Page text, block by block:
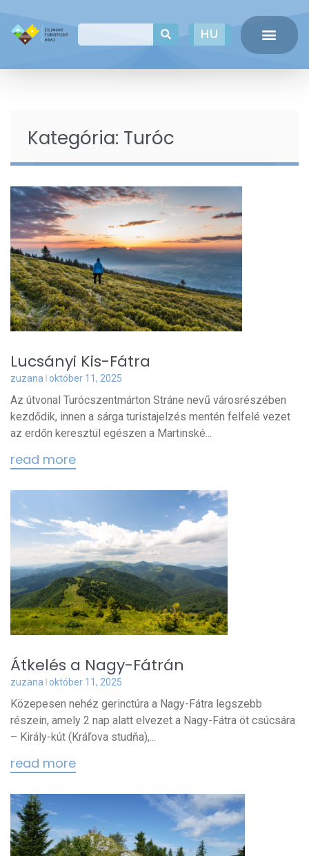
HU
PL
Kategória: Turóc
Lucsányi Kis-Fátra
zuzana október 11, 2025
Az útvonal Turócszentmárton Stráne nevű városrészében
kezdődik, innen a sárga turistajelzés mentén felfelé vezet
az erdőn keresztül egészen a Martinské...
read more
Átkelés a Nagy-Fátrán
zuzana október 11, 2025
Közepesen nehéz gerinctúra a Nagy-Fátra legszebb
részein, amely 2 nap alatt elvezet a Nagy-Fátra öt csúcsára
– Király-kút (Kráľova studňa),...
read more